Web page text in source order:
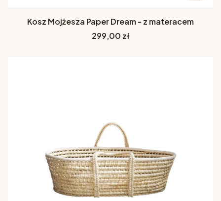
Kosz Mojżesza Paper Dream - z materacem
Cena
299,00 zł